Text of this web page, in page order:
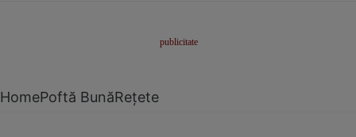
HomePoftă BunăRețete